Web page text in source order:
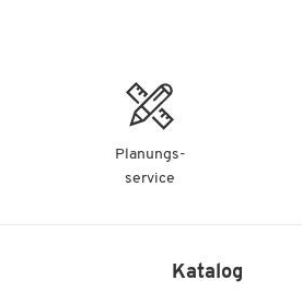
Planungs-
service
Katalog